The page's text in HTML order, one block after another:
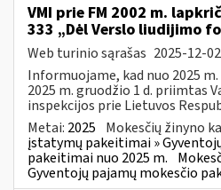
VMI prie FM 2002 m.
333 „Dėl Verslo liudijimo
Web turinio sąrašas 2025-12-02
Informuojame, kad nuo 2025
2025 m. gruodžio 1 d. priimtas
inspekcijos prie Lietuvos
Metai: 2025 Mokesčių žinyno
įstatymų pakeitimai »
pakeitimai nuo 2025 m.
Gyventojų pajamų mokesčio